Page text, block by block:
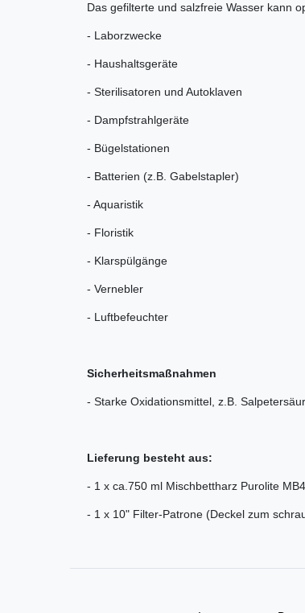
Das gefilterte und salzfreie Wasser kann
- Laborzwecke
- Haushaltsgeräte
- Sterilisatoren und Autoklaven
- Dampfstrahlgeräte
- Bügelstationen
- Batterien (z.B. Gabelstapler)
- Aquaristik
- Floristik
- Klarspülgänge
- Vernebler
- Luftbefeuchter
Sicherheitsmaßnahmen
- Starke Oxidationsmittel, z.B.
Lieferung besteht aus:
- 1 x ca.750 ml Mischbettharz Purolite
- 1 x 10" Filter-Patrone (Deckel zum